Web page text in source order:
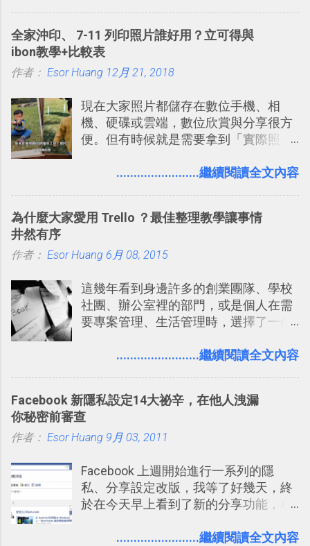
的軟體則讓同事可以在任何地方和公司
保持聯繫。 如果你需要中文版的同類平
台，可以參考： JANDI 高效率團隊通訊
戶 。 2017/3 新增 ： Sortd for Slack：
改造 Slack 討論串介面變成專案任務排
程看板
線，對商務需求來說可以打造出一張一
張資料地圖（例如我之前在製作一本新
書時建立的「 台灣推薦空拍地點地圖
規劃自助旅行路線！ Google 「我的地
圖」在規劃自助旅行路線時可以解決許
多問題： 國外地點名稱地址常常難懂，
稱。 在規劃路線之外，自訂地圖還能補
時帶來好心情，二方面事後就是最好的
享合作，讓彼此都能在手機上查看這次
全家沖印、 7-11 列印照片誰好用？立可得與
ibon教學+比較表
作者： Esor Huang 12月 21, 2018
現在大家照片都儲存在數位手機、相
機、硬碟或雲端，數位欣賞與分享很方
便。但有時候就是需要拿到「實際照
要製作家庭相框 用照片來當小禮物 把照
片？而且最好能不花時間、立即拿到、
（或是沒有好的印表機），又不想跑照
提供了印照片的服務 ，而且價格不貴，
可以立即拿到，操作流程也十分簡單。
之前我在電腦玩物分享過：「 不需買印
方便教學 」。這篇文章則從印照片出
........................繼續閱讀全文內容
為什麼大家愛用 Trello ？最佳整理教學讓事情
井然有序
作者： Esor Huang 6月 08, 2015
這幾年看到身邊許多的創業團隊、學校
社團、辦公室裡的部門，或是個人在需
要專案管理、生活管理時，選擇了一個
一個什麼樣的管理工具，讓這麼多人都
念」的管理教學文章： 把 Evernote 當
作 Trello！ Kanbanote 筆記看板管理法
Google Drive 變身 Trello ！幫雲端硬碟
著 Trello ，卻還沒有在電腦玩物上寫過
一篇完整的介紹！雖然錯過了幾年前第
一時間推薦 Trello 的時機，但在這段時
澱自己的使用方法，歸納出「 為什麼值
........................繼續閱讀全文內容
Facebook 新隱私設定14大祕辛，在他人洩漏
你秘密前審查
作者： Esor Huang 9月 03, 2011
Facebook 上週開始進行一系列的隱
私、分享設定改版，我等了好幾天，終
於在今天早上看到了新的分享功能，相
用新版的分享功能與隱私設定。 嚴格來
........................繼續閱讀全文內容